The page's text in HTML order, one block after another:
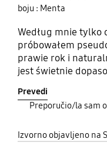
boju : Menta
Według mnie tylko
próbowałem
prawie rok i
jest świetnie
Prevedi
Preporučio/la sam
Izvorno objavljeno na